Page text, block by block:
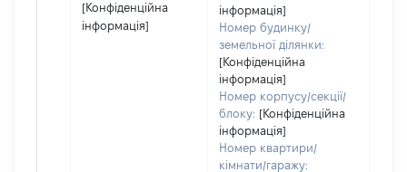
[Конфіденційна
інформація]
інформація]
Номер будинку/
земельної ділянки:
[Конфіденційна
інформація]
Номер корпусу/секції/
блоку: [Конфіденційна
інформація]
Номер квартири/
кімнати/гаражу: